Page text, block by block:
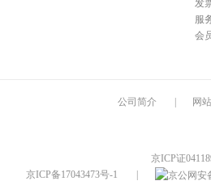
发
服
会
公司简介 网
京ICP证
京ICP备17043473号-1